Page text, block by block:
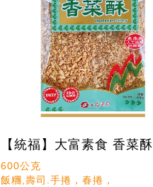
【統福】大富素食 香菜酥
600公克
飯糰,壽司.手捲，春捲，